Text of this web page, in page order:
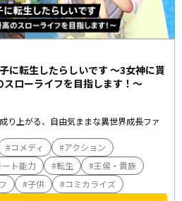
に転生したらしいです ～3女神に貰
スローライフを目指します！～
り上がる、自由気ままな異世界成長ファ
コメディ
アクション
ート能力 転生
王侯・貴族
子供 コミカライズ